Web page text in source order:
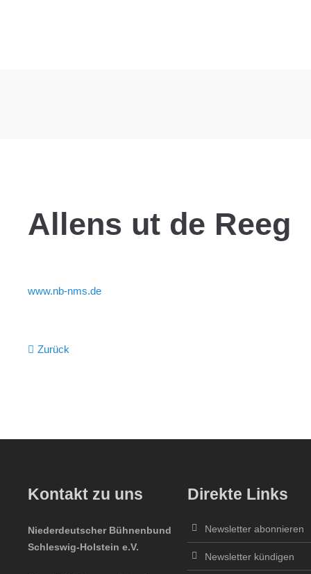
Allens ut de Reeg
www.nb-nms.de
Zurück
Kontakt zu uns
Niederdeutscher Bühnenbund
Schleswig-Holstein e.V.
Direkte Links
Newsletter abonnieren
Newsletter kündigen